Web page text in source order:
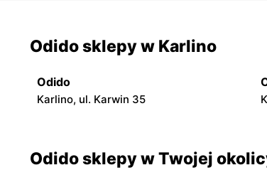
Odido sklepy w Karlino
Odido
Karlino, ul. Karwin 35
Odido sklepy w Twojej